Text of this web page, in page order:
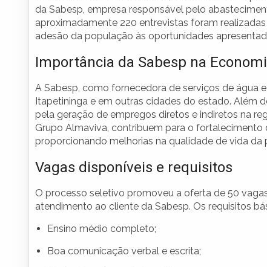
da Sabesp, empresa responsável pelo
aproximadamente 220 entrevistas foram
adesão da população às oportunidades
Importância da Sabesp na
A Sabesp, como fornecedora de serviços de água
Itapetininga e em outras cidades do estado. Além
pela geração de empregos diretos e indiretos na
Grupo Almaviva, contribuem para o
proporcionando melhorias na qualidade de vida da
Vagas disponíveis e requisitos
O processo seletivo promoveu a oferta de 50
atendimento ao cliente da Sabesp. Os requisitos
Ensino médio completo;
Boa comunicação verbal e escrita;